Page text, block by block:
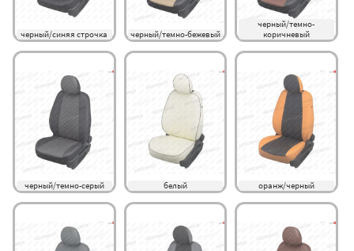
черный/синяя строчка черный/темно-бежевый
черный/темно-
коричневый
черный/темно-серый белый оранж/черный